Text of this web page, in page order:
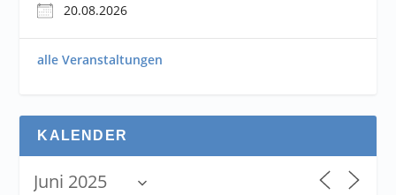
20.08.2026
alle Veranstaltungen
KALENDER